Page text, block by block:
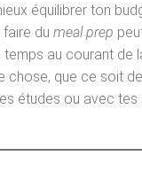
équilibrer ton
faire du meal prep
temps au courant de
chose, que ce soit
études ou avec tes